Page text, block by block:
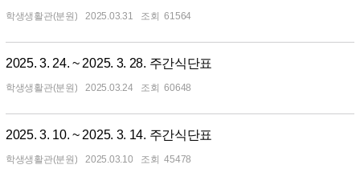
학생생활관(분원) 2025.03.31 61564
2025. 3. 24. ~ 2025. 3. 28. 주간식단표
학생생활관(분원) 2025.03.24 60648
2025. 3. 10. ~ 2025. 3. 14. 주간식단표
학생생활관(분원) 2025.03.10 45478